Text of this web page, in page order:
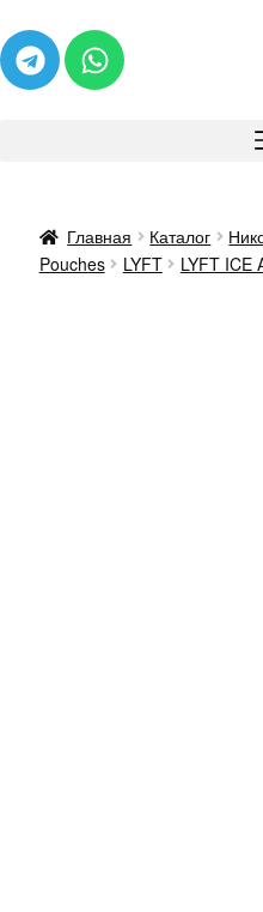
Главная Каталог
Pouches
LYFT LYFT ICE